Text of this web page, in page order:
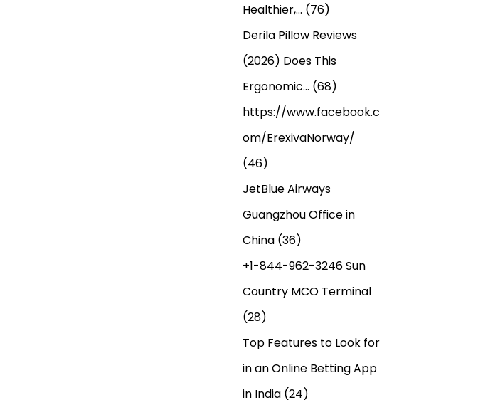
Healthier,… (76)
Derila Pillow Reviews
(2026) Does This
Ergonomic… (68)
https://www.facebook.c
om/ErexivaNorway/
(46)
JetBlue Airways
Guangzhou Office in
China (36)
+1-844-962-3246 Sun
Country MCO Terminal
(28)
Top Features to Look for
in an Online Betting App
in India (24)